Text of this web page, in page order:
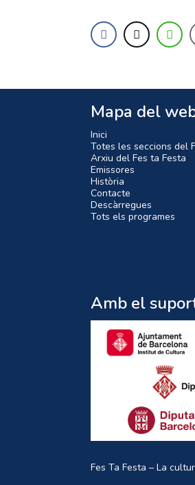
Mapa del
Inici
Totes les seccions del
Arxiu del Fes ta Festa
Emissores
Història
Contacte
Descàrregues
Tots els programes
Amb el
Fes Ta Festa – La